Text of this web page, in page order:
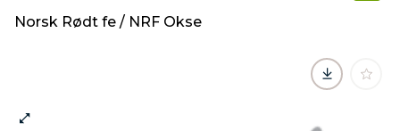
Norsk Rødt fe / NRF Okse